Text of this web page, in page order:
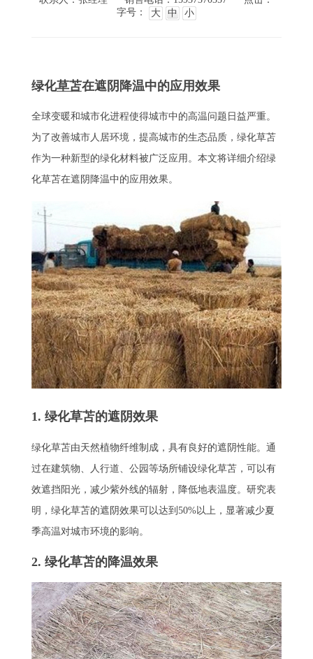
字号：
大 中 小
绿化草苫在遮阴降温中的应用效果
全球变暖和城市化进程使得城市中的高温问题日益严重。
为了改善城市人居环境，提高城市的生态品质，绿化草苫
作为一种新型的绿化材料被广泛应用。本文将详细介绍绿
化草苫在遮阴降温中的应用效果。
1. 绿化草苫的遮阴效果
绿化草苫由天然植物纤维制成，具有良好的遮阴性能。通
过在建筑物、人行道、公园等场所铺设绿化草苫，可以有
效遮挡阳光，减少紫外线的辐射，降低地表温度。研究表
明，绿化草苫的遮阴效果可以达到50%以上，显著减少夏
季高温对城市环境的影响。
2. 绿化草苫的降温效果